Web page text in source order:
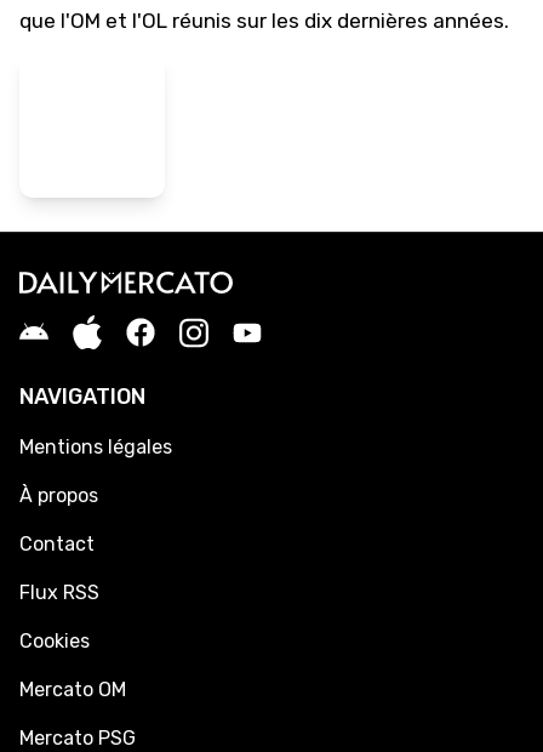
que l'OM et l'OL réunis sur les dix dernières années.
NAVIGATION
Mentions légales
À propos
Contact
Flux RSS
Cookies
Mercato OM
Mercato PSG